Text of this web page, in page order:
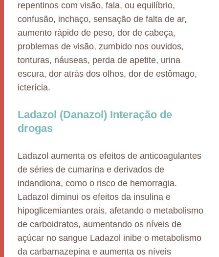
repentinos com visão, fala, ou equilíbrio,
confusão, inchaço, sensação de falta de ar,
aumento rápido de peso, dor de cabeça,
problemas de visão, zumbido nos ouvidos,
tonturas, náuseas, perda de apetite, urina
escura, dor atrás dos olhos, dor de estômago,
icterícia.
Ladazol (Danazol) Interação de
drogas
Ladazol aumenta os efeitos de anticoagulantes
de séries de cumarina e derivados de
indandiona, como o risco de hemorragia.
Ladazol diminui os efeitos da insulina e
hipoglicemiantes orais, afetando o metabolismo
de carboidratos, aumentando os níveis de
açúcar no sangue Ladazol inibe o metabolismo
da carbamazepina e aumenta os níveis